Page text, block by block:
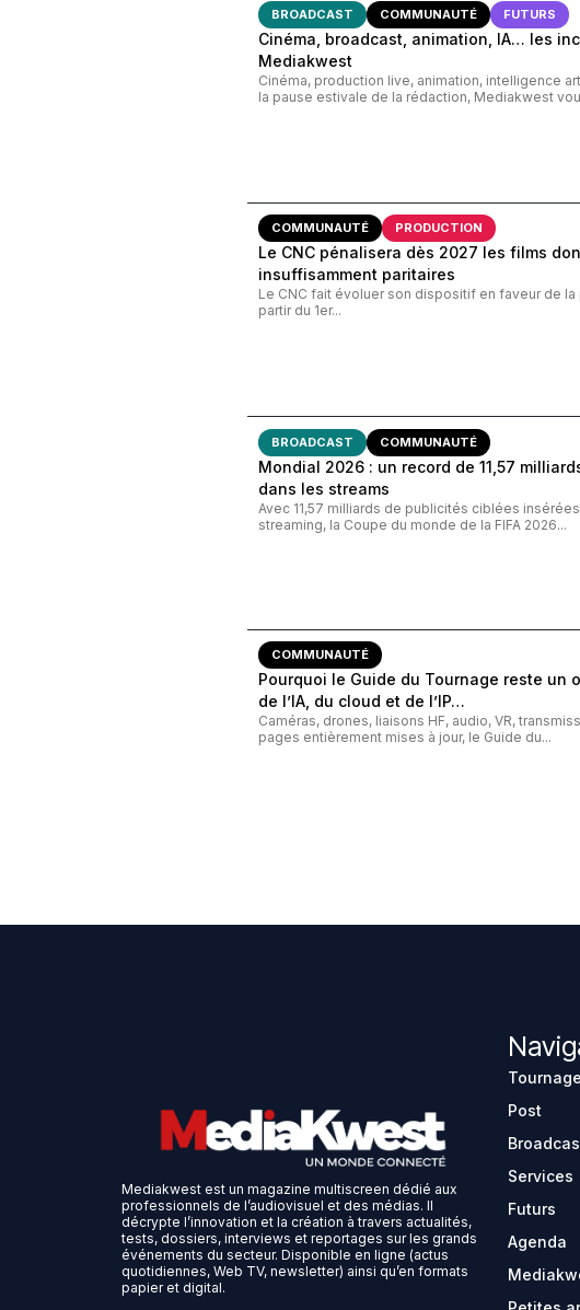
BROADCAST COMMUNAUTÉ FUTURS
Cinéma, broadcast, animation, IA… les
Mediakwest
Cinéma, production live, animation, intelligence
la pause estivale de la rédaction, Mediakwest
COMMUNAUTÉ PRODUCTION
Le CNC pénalisera dès 2027 les films
insuffisamment paritaires
Le CNC fait évoluer son dispositif en faveur de
partir du 1er...
BROADCAST COMMUNAUTÉ
Mondial 2026 : un record de 11,57
dans les streams
Avec 11,57 milliards de publicités ciblées
streaming, la Coupe du monde de la FIFA 2026...
COMMUNAUTÉ
Pourquoi le Guide du Tournage reste un
de l’IA, du cloud et de l’IP…
Caméras, drones, liaisons HF, audio, VR,
pages entièrement mises à jour, le Guide du...
Mediakwest est un magazine multiscreen dédié aux
professionnels de l’audiovisuel et des médias. Il
décrypte l’innovation et la création à travers actualités,
tests, dossiers, interviews et reportages sur les grands
événements du secteur. Disponible en ligne (actus
quotidiennes, Web TV, newsletter) ainsi qu’en formats
papier et digital.
Tournage
Post
Services
Futurs
Agenda